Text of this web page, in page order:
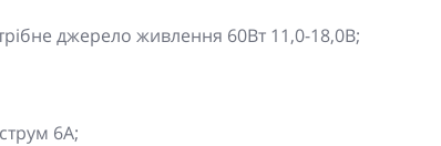
джерело живлення 60Вт 11,0-18,0В;
6А;